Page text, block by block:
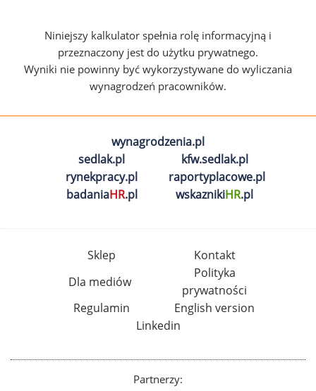
Niniejszy kalkulator spełnia rolę informacyjną i
przeznaczony jest do użytku prywatnego.
Wyniki nie powinny być wykorzystywane do wyliczania
wynagrodzeń pracowników.
wynagrodzenia.pl
sedlak.pl
kfw.sedlak.pl
rynekpracy.pl
raportyplacowe.pl
badaniaHR.pl wskaznikiHR.pl
Sklep
Kontakt
Dla mediów
Polityka
prywatności
Regulamin
English version
Linkedin
Partnerzy: